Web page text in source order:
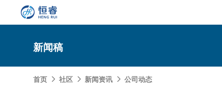
新闻稿
首页  社区  新闻资讯  公司动态